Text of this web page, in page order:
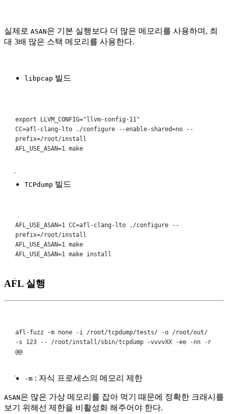
실제로 ASAN은 기본 실행보다 더 많은 메모리를 사용하며, 최
대 3배 많은 스택 메모리를 사용한다.
libpcap 빌드
export LLVM_CONFIG="llvm-config-11"
CC=afl-clang-lto ./configure --enable-shared=no
--
prefix=/root/install
AFL_USE_ASAN=1 make
TCPdump 빌드
AFL_USE_ASAN=1 CC=afl-clang-lto ./configure
--
prefix=/root/install
AFL_USE_ASAN=1 make
AFL_USE_ASAN=1 make install
AFL 실행
afl-fuzz -m none -i /root/tcpdump/tests/ -o
/root/out/
-s
123 -- /root/install/sbin/tcpdump -vvvvXX -ee -nn
-r
@@
-m : 자식 프로세스의 메모리 제한
ASAN은 많은 가상 메모리를 잡아 먹기 때문에 정확한 크래시를
보기 위해선 제한을 비활성화 해주어야 한다.